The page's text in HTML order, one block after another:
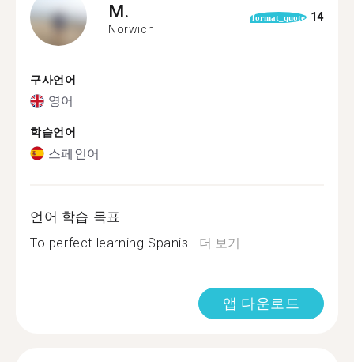
M.
Norwich
format_quote 14
구사언어
영어
학습언어
스페인어
언어 학습 목표
To perfect learning Spanis... 더 보기
앱 다운로드